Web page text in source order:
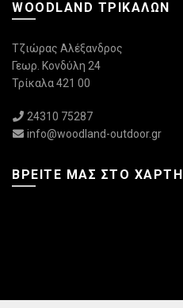
WOODLAND ΤΡΙΚΆΛΩΝ
Τζιώρας Αλέξανδρος
Γεωρ. Κονδύλη 24
Τρίκαλα 421 00
24310 75287
info@woodland-outdoor.gr
ΒΡΕΊΤΕ ΜΑΣ ΣΤΟ ΧΆΡΤΗ